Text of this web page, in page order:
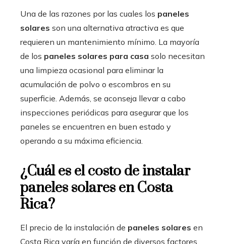
Una de las razones por las cuales los paneles
solares son una alternativa atractiva es que
requieren un mantenimiento mínimo. La mayoría
de los paneles solares para casa solo necesitan
una limpieza ocasional para eliminar la
acumulación de polvo o escombros en su
superficie. Además, se aconseja llevar a cabo
inspecciones periódicas para asegurar que los
paneles se encuentren en buen estado y
operando a su máxima eficiencia.
¿Cuál es el costo de instalar
paneles solares en Costa
Rica?
El precio de la instalación de paneles solares en
Costa Rica varía en función de diversos factores,